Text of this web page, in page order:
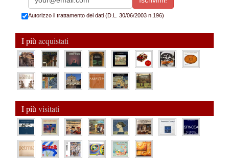
Autorizzo il trattamento dei dati (D.L. 30/06/2003 n.196)
I più acquistati
I più visitati